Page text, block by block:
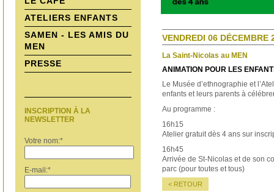
ATELIERS ENFANTS
SAMEN - LES AMIS DU
MEN
PRESSE
INSCRIPTION À LA
NEWSLETTER
Votre nom:*
E-mail:*
VENDREDI 06 DÉCEMBRE
La Saint-Nicolas au MEN
ANIMATION POUR LES
Le Musée d’ethnographie et
enfants et leurs parents à
Au programme :
16h15
Atelier gratuit dès 4 ans sur
16h45
Arrivée de St-Nicolas et de son
parc (pour toutes et tous)
< RETOUR